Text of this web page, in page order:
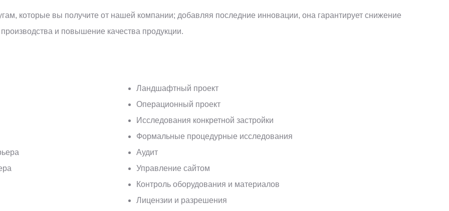
которые вы получите от нашей компании; добавляя последние инновации, она гарантирует снижение
и повышение качества продукции.
Ландшафтный проект
Операционный проект
Исследования конкретной застройки
Формальные процедурные исследования
Аудит
Управление сайтом
Контроль оборудования и материалов
Лицензии и разрешения